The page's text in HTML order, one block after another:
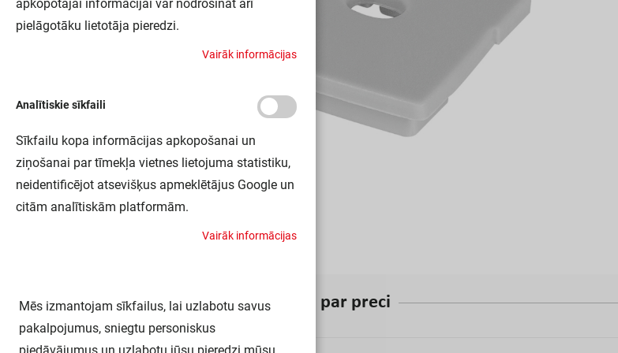
Inform par preci
apkopotajai informācijai var nodrošināt arī
pielāgotāku lietotāja pieredzi.
Vairāk informācijas
Analītiskie sīkfaili
Sīkfailu kopa informācijas apkopošanai un
ziņošanai par tīmekļa vietnes lietojuma statistiku,
neidentificējot atsevišķus apmeklētājus Google un
citām analītiskām platformām.
Vairāk informācijas
Mēs izmantojam sīkfailus, lai uzlabotu savus
pakalpojumus, sniegtu personiskus